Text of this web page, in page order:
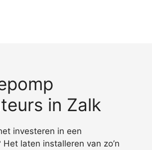
in Zalk
investeren in een
laten installeren van zo’n